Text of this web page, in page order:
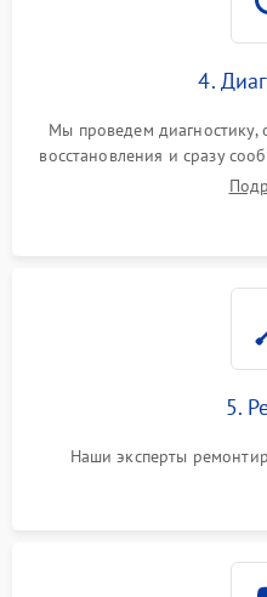
4.
Мы проведем диагностику,
восстановления и сразу
5.
Наши эксперты